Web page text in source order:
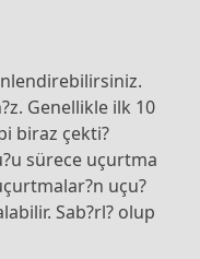
Genellikle ilk 10
biraz çekti?
sürece uçurtma
uçu?
Sab?rl? olup